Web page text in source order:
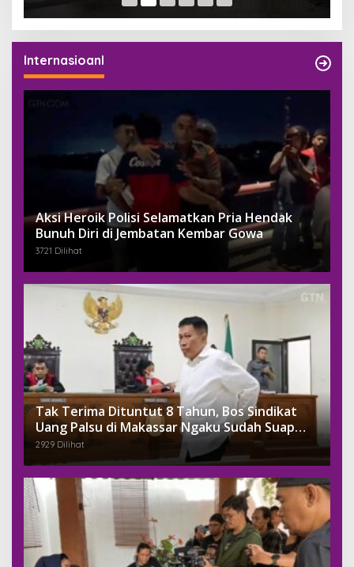
Internasioanl
Aksi Heroik Polisi Selamatkan Pria Hendak
Bunuh Diri di Jembatan Kembar Gowa
3721 Dilihat
Tak Terima Dituntut 8 Tahun, Bos Sindikat
Uang Palsu di Makassar Ngaku Sudah Suap
Jaksa Dengan Miliaran
2929 Dilihat